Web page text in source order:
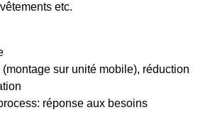
etc.
sur unité mobile), réduction
réponse aux besoins